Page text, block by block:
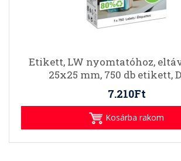
Etikett, LW nyomtatóhoz,
25x25 mm, 750 db etikett,
7.210Ft
Kosárba rakom